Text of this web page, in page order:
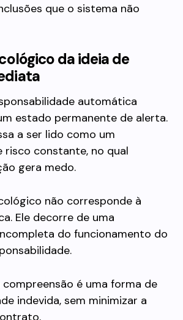
que o sistema não
da ideia de
automática
estado permanente de alerta.
a ser lido como um
risco constante, no qual
gera medo.
não corresponde à
Ele decorre de uma
do funcionamento do
compreensão é uma forma de
indevida, sem minimizar a